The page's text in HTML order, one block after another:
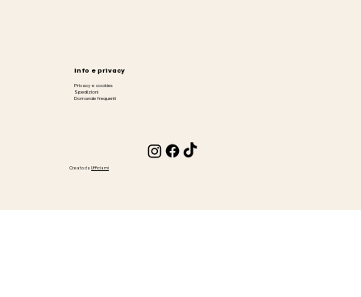
Info e privacy
Privacy e cookies
Spedizioni
Domande frequenti
Creato da Ufficiami